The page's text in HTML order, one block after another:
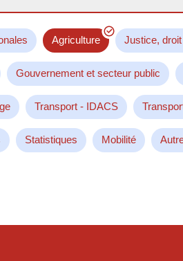
Agriculture Justice,
Gouvernement et secteur public
Transport - IDACS
Statistiques Mobilité